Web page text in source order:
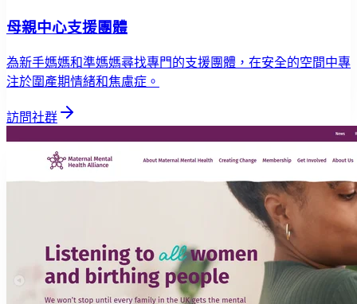
母親中心支援團體
為新手媽媽和準媽媽尋找專門的支援團體，在安全的空間中專
注於圍產期情緒和焦慮症。
訪問社群